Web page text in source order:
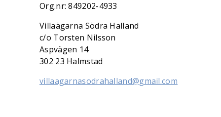
Org.nr: 849202-4933
Villaägarna Södra Halland
c/o Torsten Nilsson
Aspvägen 14
302 23 Halmstad
villaagarnasodrahalland@gmail.com